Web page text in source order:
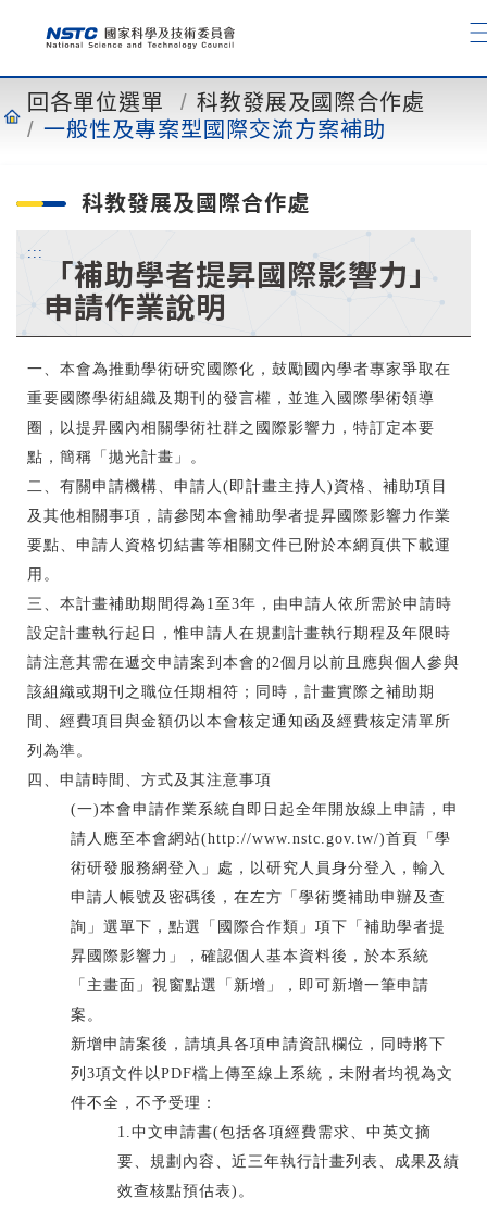
容 回各單位選單
科教發展及國際合作處
一般性及專案型國際交流方案補助
科教發展及國際合作處
:::
「補助學者提昇國際影響力」
申請作業說明
一、本會為推動學術研究國際化，鼓勵國內學者專家爭取在
重要國際學術組織及期刊的發言權，並進入國際學術領導
圈，以提昇國內相關學術社群之國際影響力，特訂定本要
點，簡稱「拋光計畫」。
二、有關申請機構、申請人(即計畫主持人)資格、補助項目
及其他相關事項，請參閱本會補助學者提昇國際影響力作業
要點、申請人資格切結書等相關文件已附於本網頁供下載運
用。
三、本計畫補助期間得為1至3年，由申請人依所需於申請時
設定計畫執行起日，惟申請人在規劃計畫執行期程及年限時
請注意其需在遞交申請案到本會的2個月以前且應與個人參與
該組織或期刊之職位任期相符；同時，計畫實際之補助期
間、經費項目與金額仍以本會核定通知函及經費核定清單所
列為準。
四、申請時間、方式及其注意事項
(一)本會申請作業系統自即日起全年開放線上申請，申
請人應至本會網站(http://www.nstc.gov.tw/)首頁「學
術研發服務網登入」處，以研究人員身分登入，輸入
申請人帳號及密碼後，在左方「學術獎補助申辦及查
詢」選單下，點選「國際合作類」項下「補助學者提
昇國際影響力」，確認個人基本資料後，於本系統
「主畫面」視窗點選「新增」，即可新增一筆申請
案。
新增申請案後，請填具各項申請資訊欄位，同時將下
列3項文件以PDF檔上傳至線上系統，未附者均視為文
件不全，不予受理：
1.中文申請書(包括各項經費需求、中英文摘
要、規劃內容、近三年執行計畫列表、成果及績
效查核點預估表)。